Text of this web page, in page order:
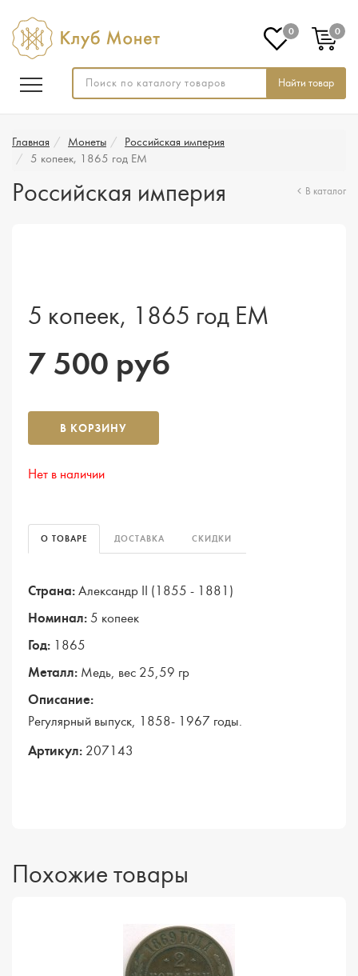
Найти товар
0 0
Главная Монеты
Российская империя
5 копеек, 1865 год ЕМ
Российская империя В каталог
5 копеек, 1865 год ЕМ
7 500 руб
В КОРЗИНУ
Нет в наличии
О ТОВАРЕ ДОСТАВКА СКИДКИ
Страна: Александр II (1855 - 1881)
Номинал: 5 копеек
Год: 1865
Металл: Медь, вес 25,59 гр
Описание:
Регулярный выпуск, 1858- 1967 годы.
Артикул: 207143
Похожие товары